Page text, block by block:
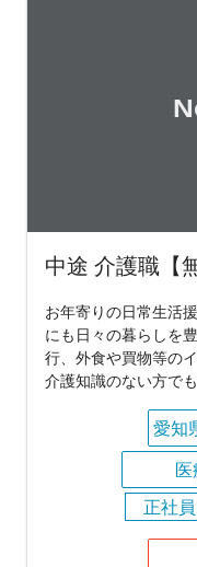
中途 介護職【
お年寄りの日常生活
にも日々の暮らしを
行、外食や買物等の
介護知識のない方で
愛知
正社員